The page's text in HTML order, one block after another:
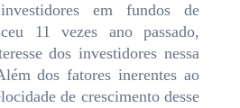
em fundos de
11 vezes ano passado,
dos investidores nessa
dos fatores inerentes ao
de crescimento desse